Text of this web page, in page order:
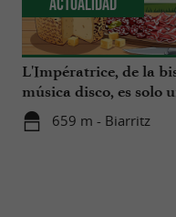
L'Impératrice, de la
música disco, es solo
659 m - Biarritz
Actualidad